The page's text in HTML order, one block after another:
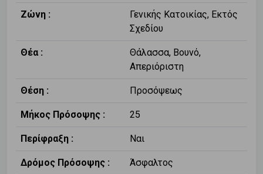
Ζώνη :
Γενικής Κατοικίας, Εκτός
Σχεδίου
Θέα :
Θάλασσα, Βουνό,
Απεριόριστη
Θέση : Προσόψεως
Μήκος Πρόσοψης : 25
Περίφραξη : Ναι
Δρόμος Πρόσοψης : Άσφαλτος